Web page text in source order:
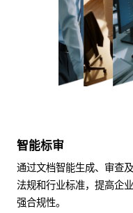
智能标审
通过文档智能生成、审查
法规和行业标准，提高企
强合规性。